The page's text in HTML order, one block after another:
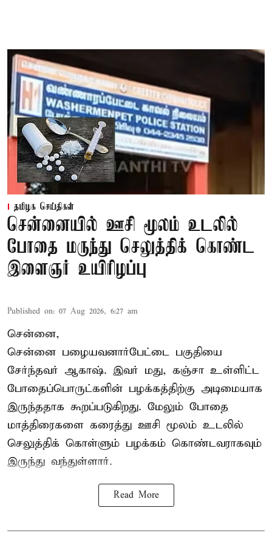
தமிழக செய்திகள்
சென்னையில் ஊசி மூலம் உடலில்
போதை மருந்து செலுத்திக் கொண்ட
இளைஞர் உயிரிழப்பு
Published on: 07 Aug 2026, 6:27 am
சென்னை,
சென்னை பழையவனார்பேட்டை பகுதியை
சேர்ந்தவர் ஆகாஷ். இவர் மது, கஞ்சா உள்ளிட்ட
போதைப்பொருட்களின் பழக்கத்திற்கு அடிமையாக
இருந்ததாக கூறப்படுகிறது. மேலும் போதை
மாத்திரைகளை கரைத்து ஊசி மூலம் உடலில்
செலுத்திக் கொள்ளும் பழக்கம் கொண்டவராகவும்
இருந்து வந்துள்ளார்.
Read More